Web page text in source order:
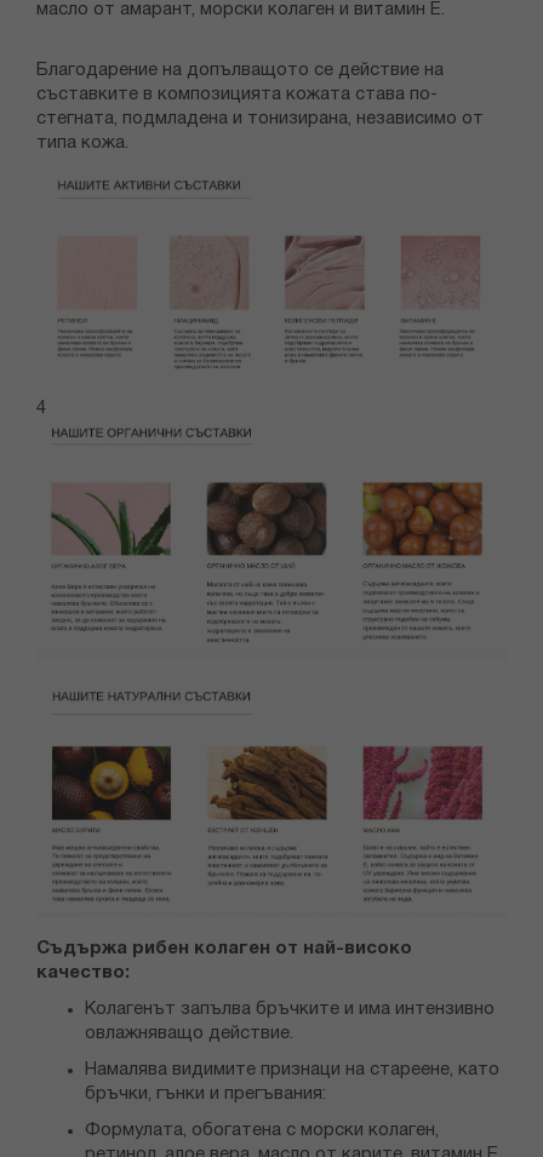
масло от амарант, морски колаген и витамин Е.
Благодарение на допълващото се действие на
съставките в композицията кожата става по-
стегната, подмладена и тонизирана, независимо от
типа кожа.
4
Съдържа рибен колаген от най-високо
качество:
Колагенът запълва бръчките и има интензивно
овлажняващо действие.
Намалява видимите признаци на стареене, като
бръчки, гънки и прегъвания:
Формулата, обогатена с морски колаген,